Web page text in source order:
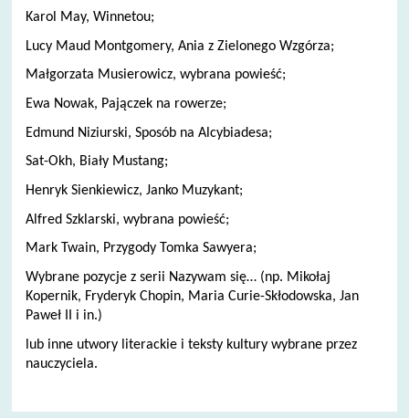
Karol May, Winnetou;
Lucy Maud Montgomery, Ania z Zielonego Wzgórza;
Małgorzata Musierowicz, wybrana powieść;
Ewa Nowak, Pajączek na rowerze;
Edmund Niziurski, Sposób na Alcybiadesa;
Sat-Okh, Biały Mustang;
Henryk Sienkiewicz, Janko Muzykant;
Alfred Szklarski, wybrana powieść;
Mark Twain, Przygody Tomka Sawyera;
Wybrane pozycje z serii Nazywam się… (np. Mikołaj
Kopernik, Fryderyk Chopin, Maria Curie-Skłodowska, Jan
Paweł II i in.)
lub inne utwory literackie i teksty kultury wybrane przez
nauczyciela.